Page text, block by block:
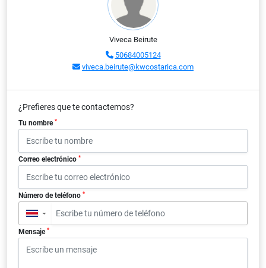
Viveca Beirute
50684005124
viveca.beirute@kwcostarica.com
¿Prefieres que te contactemos?
Tu nombre *
Correo electrónico *
Número de teléfono *
▼
Mensaje *